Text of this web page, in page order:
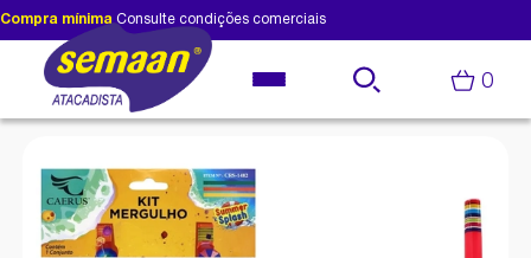
Compra mínima Consulte condições comerciais
0